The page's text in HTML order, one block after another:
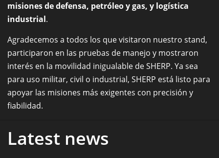
misiones de defensa, petróleo y gas, y logística
industrial.
Agradecemos a todos los que visitaron nuestro stand,
participaron en las pruebas de manejo y mostraron
interés en la movilidad inigualable de SHERP. Ya sea
para uso militar, civil o industrial, SHERP está listo para
apoyar las misiones más exigentes con precisión y
fiabilidad.
Latest news